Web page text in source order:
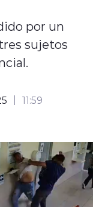
por un
sujetos
11:59